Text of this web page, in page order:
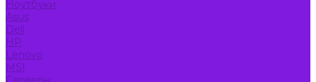
Ноутбуки
Asus
Dell
HP
Lenovo
MSI